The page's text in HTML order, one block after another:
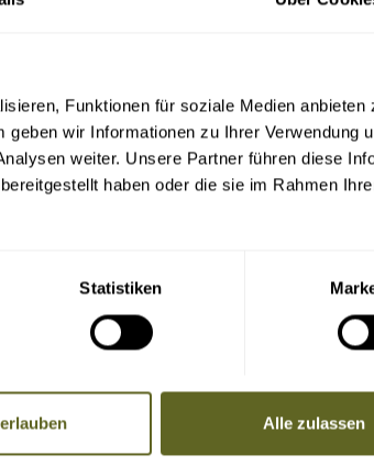
Funktionen für soziale Medien anbieten
wir Informationen zu Ihrer Verwendung
weiter. Unsere Partner führen diese
haben oder die sie im Rahmen
Statistiken
Alle zulassen
Euro), 129,- Euro nach Ticketausstellung (bei
Adresse an die Mitreisenden dieser
Reisevermittlers nach Beginn der
der Reisenden gewährleistet.
y Reaseguros abgeschlossen. Die
Tel. (0034) 901900009,
verweigert werden.
Recht umgesetzten Form zu finden ist: